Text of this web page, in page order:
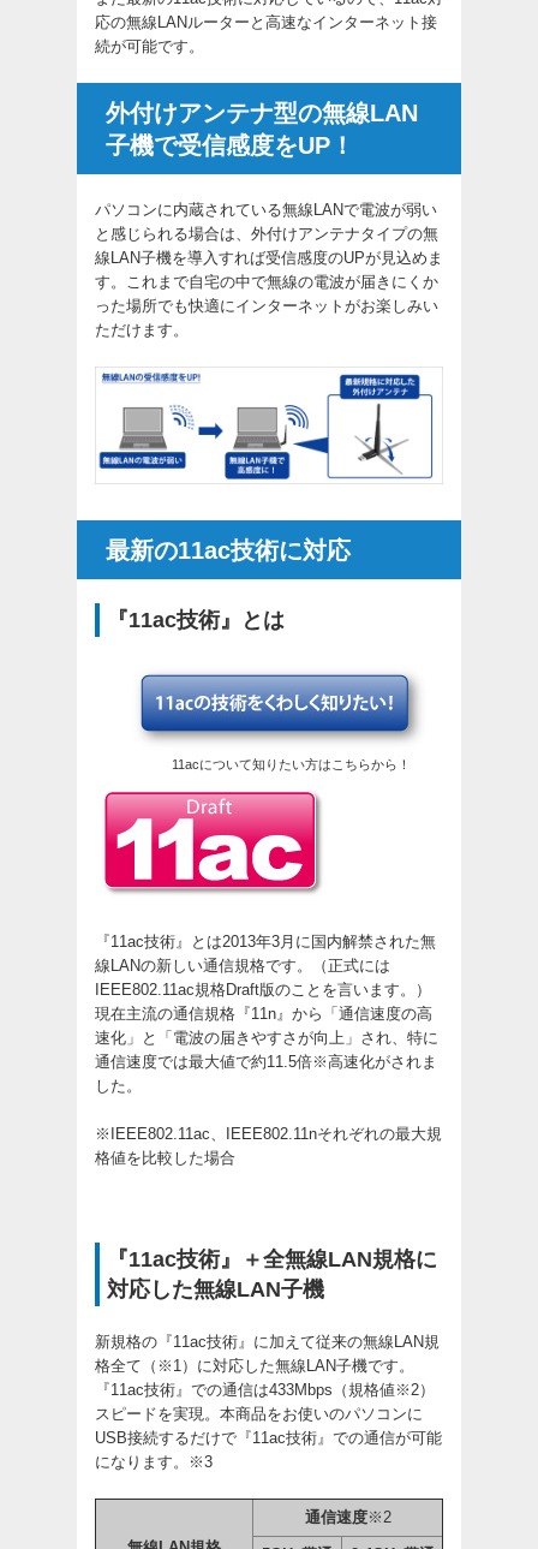
応の無線LANルーターと高速なインターネット接
続が可能です。
外付けアンテナ型の無線LAN
子機で受信感度をUP！
パソコンに内蔵されている無線LANで電波が弱い
と感じられる場合は、外付けアンテナタイプの無
線LAN子機を導入すれば受信感度のUPが見込めま
す。これまで自宅の中で無線の電波が届きにくか
った場所でも快適にインターネットがお楽しみい
ただけます。
最新の11ac技術に対応
『11ac技術』とは
11acについて知りたい方はこちらから！
『11ac技術』とは2013年3月に国内解禁された無
線LANの新しい通信規格です。（正式には
IEEE802.11ac規格Draft版のことを言います。）
現在主流の通信規格『11n』から「通信速度の高
速化」と「電波の届きやすさが向上」され、特に
通信速度では最大値で約11.5倍※高速化がされま
した。
※IEEE802.11ac、IEEE802.11nそれぞれの最大規
格値を比較した場合
『11ac技術』＋全無線LAN規格に
対応した無線LAN子機
新規格の『11ac技術』に加えて従来の無線LAN規
格全て（※1）に対応した無線LAN子機です。
『11ac技術』での通信は433Mbps（規格値※2）
スピードを実現。本商品をお使いのパソコンに
USB接続するだけで『11ac技術』での通信が可能
になります。※3
通信速度※2